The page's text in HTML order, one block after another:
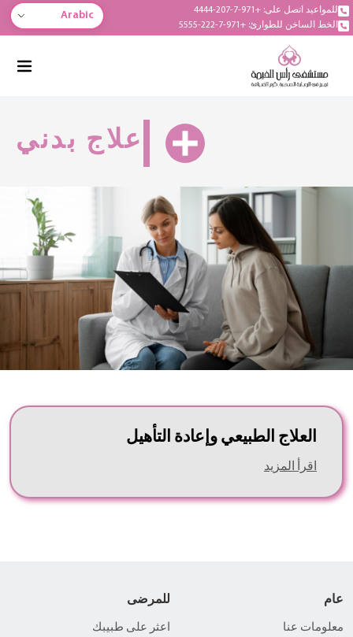
للمواعيد اتصل على: +971-7-207-4444
الخط الساخن للطوارئ: +971-7-222-5555
Arabic
علاج بدني
العلاج الطبيعي وإعادة التأهيل
اقرأ المزيد
عام
معلومات عنا
للمرضى
اعثر على طبيبك